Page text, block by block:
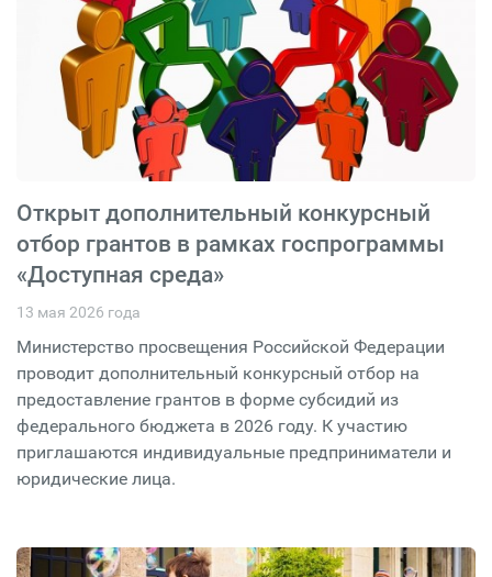
Открыт дополнительный конкурсный
отбор грантов в рамках госпрограммы
«Доступная среда»
13 мая 2026 года
Министерство просвещения Российской Федерации
проводит дополнительный конкурсный отбор на
предоставление грантов в форме субсидий из
федерального бюджета в 2026 году. К участию
приглашаются индивидуальные предприниматели и
юридические лица.